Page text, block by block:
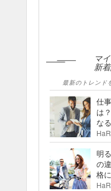
マ
新
最新のトレンド
仕
は
な
明
の
格